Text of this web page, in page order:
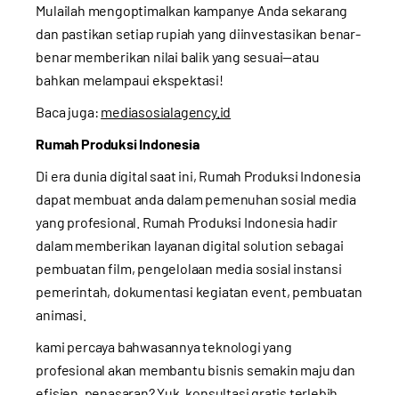
Mulailah mengoptimalkan kampanye Anda sekarang
dan pastikan setiap rupiah yang diinvestasikan benar-
benar memberikan nilai balik yang sesuai—atau
bahkan melampaui ekspektasi!
Baca juga: mediasosialagency.id
Rumah Produksi Indonesia
Di era dunia digital saat ini, Rumah Produksi Indonesia
dapat membuat anda dalam pemenuhan sosial media
yang profesional. Rumah Produksi Indonesia hadir
dalam memberikan layanan digital solution sebagai
pembuatan film, pengelolaan media sosial instansi
pemerintah, dokumentasi kegiatan event, pembuatan
animasi.
kami percaya bahwasannya teknologi yang
profesional akan membantu bisnis semakin maju dan